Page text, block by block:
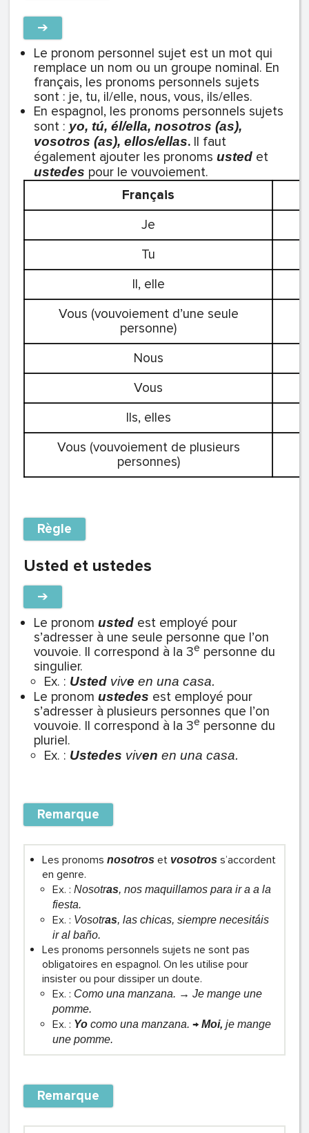
➔
Le pronom personnel sujet est un mot qui
remplace un nom ou un groupe nominal. En
français, les pronoms personnels sujets
sont : je, tu, il/elle, nous, vous, ils/elles.
En espagnol, les pronoms personnels sujets
sont : yo, tú, él/ella, nosotros (as),
vosotros (as), ellos/ellas. Il faut
également ajouter les pronoms usted et
ustedes pour le vouvoiement.
Français
Je
Tu
Il, elle
Vous (vouvoiement d’une seule
personne)
Nous
Vous
Ils, elles
Vous (vouvoiement de plusieurs
personnes)
Règle
Usted et ustedes
➔
Le pronom usted est employé pour
s’adresser à une seule personne que l’on
vouvoie. Il correspond à la 3e personne du
singulier.
Ex. : Usted vive en una casa.
Le pronom ustedes est employé pour
s’adresser à plusieurs personnes que l’on
vouvoie. Il correspond à la 3e personne du
pluriel.
Ex. : Ustedes viven en una casa.
Remarque
Les pronoms nosotros et vosotros s’accordent
en genre.
Ex. : Nosotras, nos maquillamos para ir a a la
fiesta.
Ex. : Vosotras, las chicas, siempre necesitáis
ir al baño.
Les pronoms personnels sujets ne sont pas
obligatoires en espagnol. On les utilise pour
insister ou pour dissiper un doute.
Ex. : Como una manzana. → Je mange une
pomme.
Ex. : Yo como una manzana. → Moi, je mange
une pomme.
Remarque